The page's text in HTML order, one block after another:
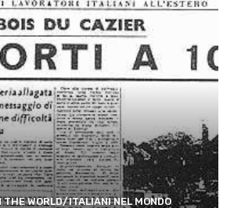
WORLD/ITALIANI NEL MONDO